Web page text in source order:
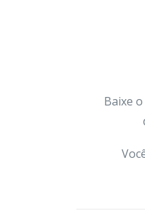
Baixe o